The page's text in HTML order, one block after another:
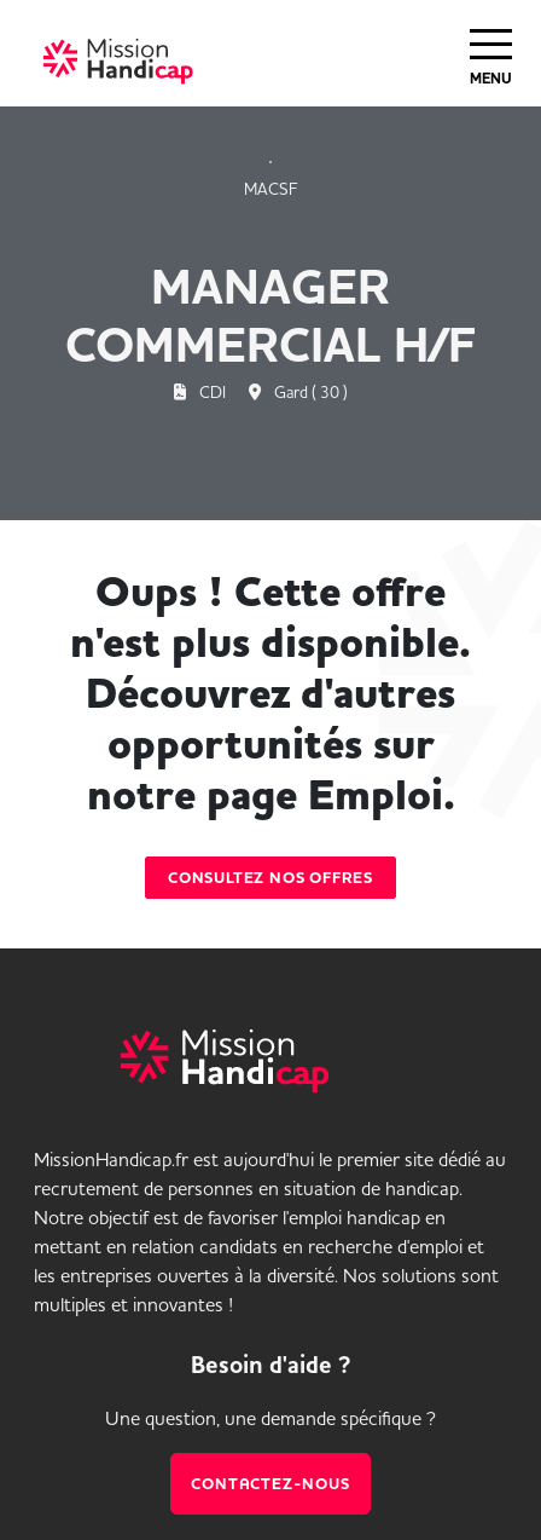
MENU
MACSF
MANAGER
COMMERCIAL H/F
CDI Gard ( 30 )
Oups ! Cette offre
n'est plus disponible.
Découvrez d'autres
opportunités sur
notre page Emploi.
CONSULTEZ NOS OFFRES
MissionHandicap.fr est aujourd'hui le premier site dédié au
recrutement de personnes en situation de handicap.
Notre objectif est de favoriser l'emploi handicap en
mettant en relation candidats en recherche d'emploi et
les entreprises ouvertes à la diversité. Nos solutions sont
multiples et innovantes !
Besoin d'aide ?
Une question, une demande spécifique ?
CONTACTEZ-NOUS